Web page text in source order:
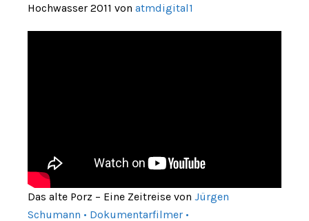
Hochwasser 2011 von atmdigital1
Das alte Porz – Eine Zeitreise von Jürgen
Schumann • Dokumentarfilmer •